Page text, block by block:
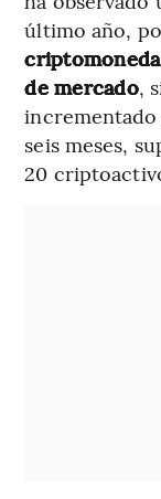
último año,
de mercado,
incrementado
seis meses,
20